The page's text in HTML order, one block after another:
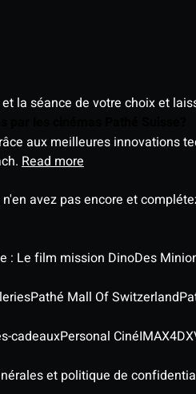
la séance de votre choix et
aux meilleures innovations
Read more
avez pas encore et
: Le film mission DinoDes
Pathé Mall Of Switzerland
cadeauxPersonal CinéIMAX4DX
et politique de